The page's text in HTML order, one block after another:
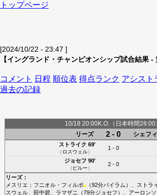
トップページ
[2024/10/22 - 23:47 ]
【イングランド・チャンピオンシップ試合結果 -
コメント 日程 順位表 得点ランク アシスト
過去の記録
10/18 20:00K.O.（日本時間28:00
リーズ
2 - 0 シェフ
ストライク 69'
（ロスウェル）
1 - 0
ジョセフ 90'
（ピルー）
2 - 0
リーズ：
メスリエ ； フニオル・フィルポ■（92分バイラム ）、 ストラ
スウェル、 田中碧、 ラマザニ （79分ジョセフ ）、 アーロンソ